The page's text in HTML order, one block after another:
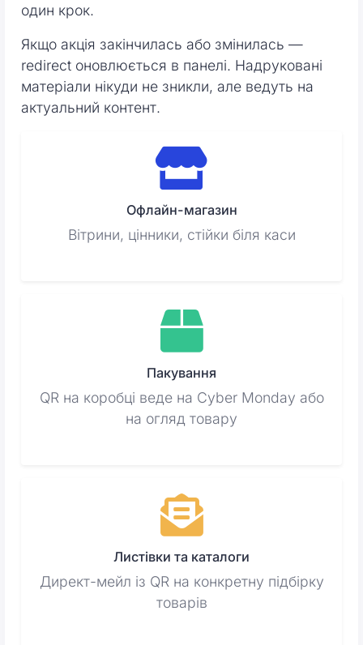
один крок.
Якщо акція закінчилась або змінилась —
redirect оновлюється в панелі. Надруковані
матеріали нікуди не зникли, але ведуть на
актуальний контент.
Офлайн-магазин
Вітрини, цінники, стійки біля каси
Пакування
QR на коробці веде на Cyber Monday або
на огляд товару
Листівки та каталоги
Директ-мейл із QR на конкретну підбірку
товарів